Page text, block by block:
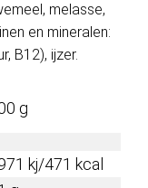
melasse,
en mineralen:
B12), ijzer.
g
kj/471 kcal